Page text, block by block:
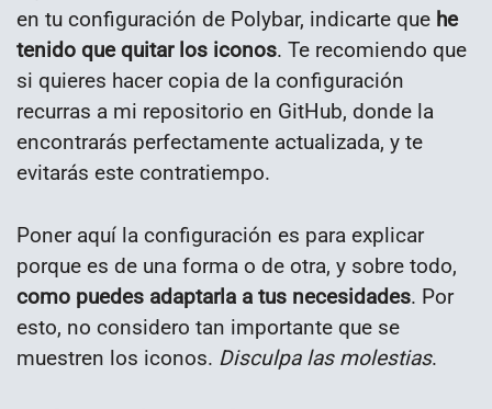
en tu configuración de Polybar, indicarte que he
tenido que quitar los iconos. Te recomiendo que
si quieres hacer copia de la configuración
recurras a mi repositorio en GitHub, donde la
encontrarás perfectamente actualizada, y te
evitarás este contratiempo.
Poner aquí la configuración es para explicar
porque es de una forma o de otra, y sobre todo,
como puedes adaptarla a tus necesidades. Por
esto, no considero tan importante que se
muestren los iconos. Disculpa las molestias.